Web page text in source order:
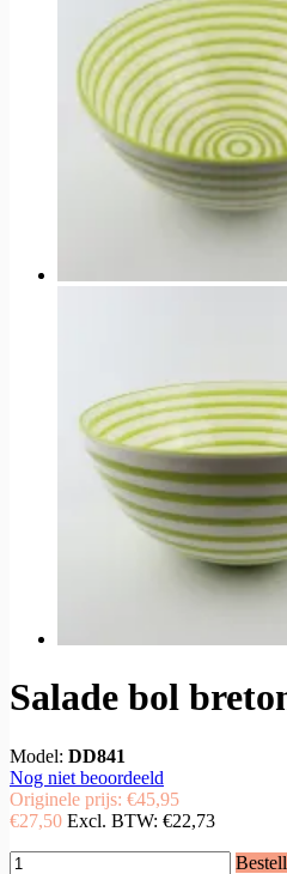
Salade bol
Model: DD841
Nog niet beoordeeld
Originele prijs: €45,95
€27,50 Excl. BTW: €22,73